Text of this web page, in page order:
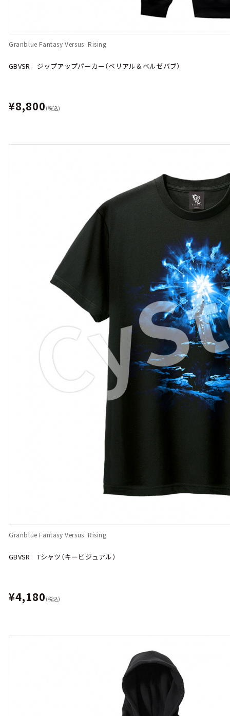
Granblue Fantasy Versus: Rising
GBVSR ジップアップパーカー（ベリアル＆ベルゼバブ）
¥8,800 (税込)
Granblue Fantasy Versus: Rising
GBVSR Tシャツ（キービジュアル）
¥4,180 (税込)